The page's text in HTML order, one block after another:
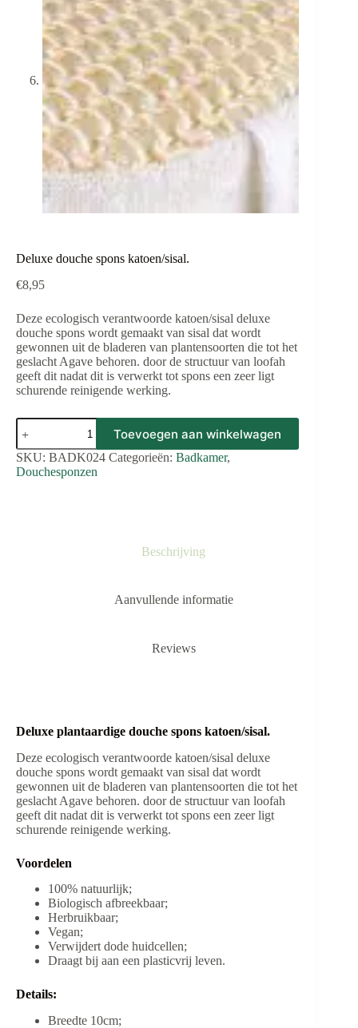
Deluxe douche spons katoen/sisal.
€8,95
Deze ecologisch verantwoorde katoen/sisal deluxe
douche spons wordt gemaakt van sisal dat wordt
gewonnen uit de bladeren van plantensoorten die tot het
geslacht Agave behoren. door de structuur van loofah
geeft dit nadat dit is verwerkt tot spons een zeer ligt
schurende reinigende werking.
Deluxe
douche
spons
katoen/sisal.
aantal
Toevoegen aan winkelwagen
SKU: BADK024 Categorieën: Badkamer,
Douchesponzen
Beschrijving
Aanvullende informatie
Reviews
Deluxe plantaardige douche spons katoen/sisal.
Deze ecologisch verantwoorde katoen/sisal deluxe
douche spons wordt gemaakt van sisal dat wordt
gewonnen uit de bladeren van plantensoorten die tot het
geslacht Agave behoren. door de structuur van loofah
geeft dit nadat dit is verwerkt tot spons een zeer ligt
schurende reinigende werking.
Voordelen
100% natuurlijk;
Biologisch afbreekbaar;
Herbruikbaar;
Vegan;
Verwijdert dode huidcellen;
Draagt bij aan een plasticvrij leven.
Details:
Breedte 10cm;